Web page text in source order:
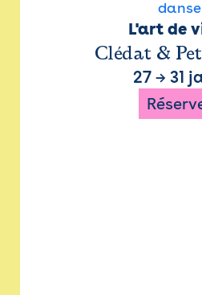
danse
L'art de
Clédat &
27 → 31